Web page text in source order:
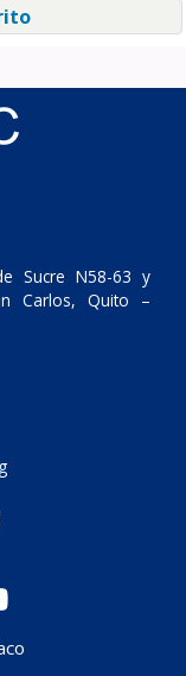
Sucre N58-63 y
Carlos, Quito –